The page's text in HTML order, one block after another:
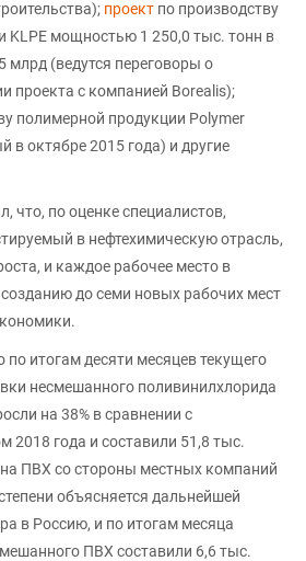
проект по производству
KLPE мощностью 1 250,0 тыс. тонн в
млрд (ведутся переговоры о
проекта с компанией Borealis);
полимерной продукции Polymer
в октябре 2015 года) и другие
что, по оценке специалистов,
в нефтехимическую отрасль,
и каждое рабочее место в
созданию до семи новых рабочих мест
по итогам десяти месяцев текущего
несмешанного поливинилхлорида
на 38% в сравнении с
2018 года и составили 51,8 тыс.
ПВХ со стороны местных компаний
объясняется дальнейшей
в Россию, и по итогам месяца
ПВХ составили 6,6 тыс.